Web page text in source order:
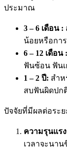
ประมาณ
3 – 6 เดือน :
น้อยหรือกา
6 – 12 เดือน :
ฟันซ้อน ฟัน
1 – 2 ปี: สำ
สบฟันผิดปก
ปัจจัยที่มีผลต่อระย
ความรุนแร
เวลาจะนา